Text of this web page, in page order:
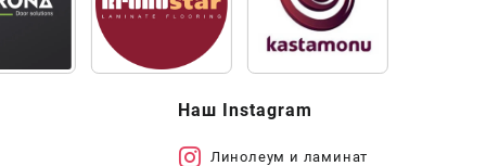
Наш Instagram
Линолеум и ламинат